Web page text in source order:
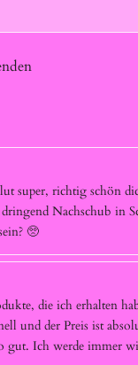
super, richtig schön
Nachschub in
🥺
die ich erhalten
und der Preis ist
gut. Ich werde immer